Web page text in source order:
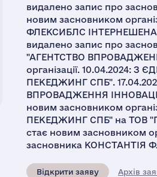
видалено запис про
новим засновником
ФЛЕКСИБЛС
видалено запис про
"АГЕНТСТВО
організації. 10.04.2024:
ПЕКЕДЖИНГ СПБ".
ВПРОВАДЖЕННЯ
новим засновником
ПЕКЕДЖИНГ СПБ" на ТОВ
стає новим засновником
засновника КОНСТАНТІЯ
Відкрити заяву Архів